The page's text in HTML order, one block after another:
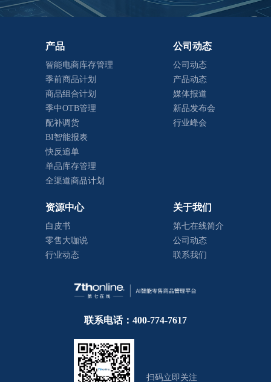
产品
智能电商库存管理
季前商品计划
商品组合计划
季中OTB管理
配补调货
BI智能报表
快反追单
单品库存管理
全渠道商品计划
公司动态
公司动态
产品动态
媒体报道
新品发布会
行业峰会
资源中心
白皮书
零售大咖说
行业动态
关于我们
第七在线简介
公司动态
联系我们
联系电话：400-774-7617
扫码立即关注